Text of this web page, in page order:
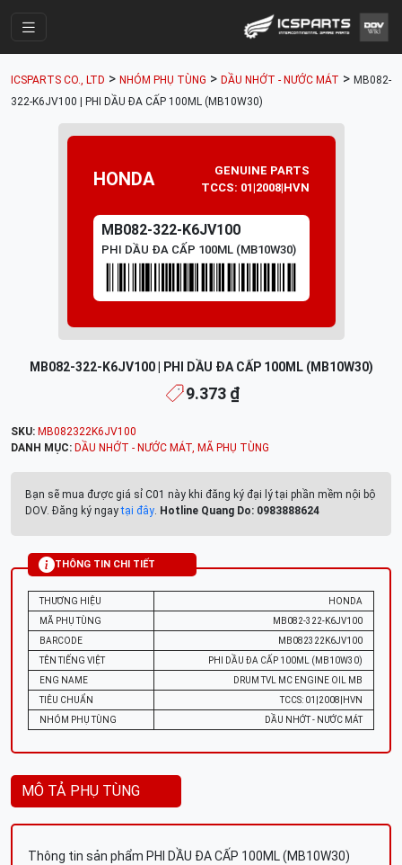
Cửa Hàng
Parts Catalogue
Mã Phụ Tùng
Tài khoản
ICSPARTS CO., LTD > NHÓM PHỤ TÙNG > DẦU NHỚT - NƯỚC MÁT > MB082-
322-K6JV100 | PHI DẦU ĐA CẤP 100ML (MB10W30)
HONDA
GENUINE PARTS
TCCS: 01|2008|HVN
MB082-322-K6JV100
PHI DẦU ĐA CẤP 100ML (MB10W30)
MB082-322-K6JV100 | PHI DẦU ĐA CẤP 100ML (MB10W30)
9.373 ₫
SKU: MB082322K6JV100
DANH MỤC: DẦU NHỚT - NƯỚC MÁT, MÃ PHỤ TÙNG
Bạn sẽ mua được giá sỉ C01 này khi đăng ký đại lý tại phần mềm nội bộ
DOV. Đăng ký ngaytại đây. Hotline Quang Do: 0983888624
THÔNG TIN CHI TIẾT
THƯƠNG HIỆU
HONDA
MÃ PHỤ TÙNG
MB082-322-K6JV100
BARCODE
MB082322K6JV100
TÊN TIẾNG VIỆT
PHI DẦU ĐA CẤP 100ML (MB10W30)
ENG NAME
DRUM TVL MC ENGINE OIL MB
TIÊU CHUẨN
TCCS: 01|2008|HVN
NHÓM PHỤ TÙNG
DẦU NHỚT - NƯỚC MÁT
MÔ TẢ PHỤ TÙNG
Thông tin sản phẩm PHI DẦU ĐA CẤP 100ML (MB10W30)